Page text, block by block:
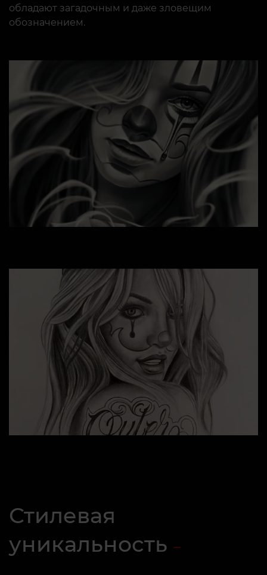
обладают загадочным и даже зловещим
обозначением.
Стилевая
уникальность